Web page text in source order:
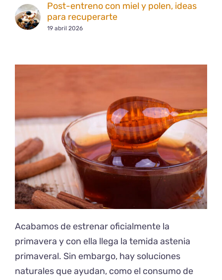
Acabamos de estrenar oficialmente la
primavera y con ella llega la temida astenia
primaveral. Sin embargo, hay soluciones
naturales que ayudan, como el consumo de
Post-entreno con miel y polen, ideas
para recuperarte
19 abril 2026